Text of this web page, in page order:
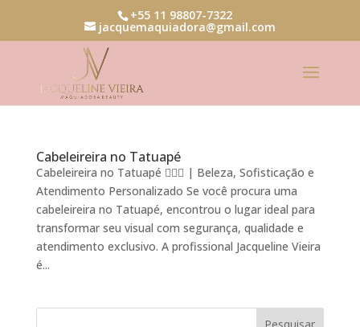
+55 11 98807-7322
jacquemaquiadora@gmail.com
Cabeleireira no Tatuapé
Cabeleireira no Tatuapé 💇‍♀️✨ | Beleza, Sofisticação e
Atendimento Personalizado Se você procura uma
cabeleireira no Tatuapé, encontrou o lugar ideal para
transformar seu visual com segurança, qualidade e
atendimento exclusivo. A profissional Jacqueline Vieira
é...